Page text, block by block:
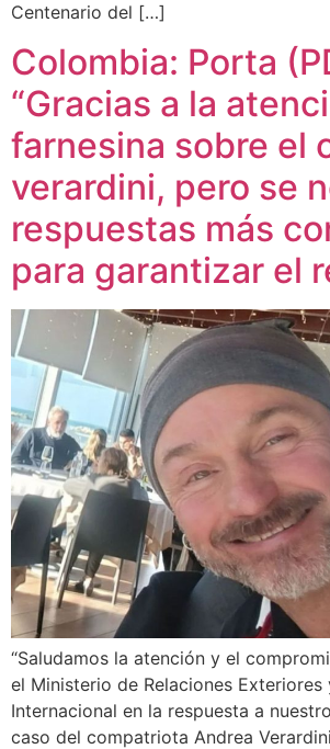
Centenario del […]
Colombia: Porta
“Gracias a la
farnesina sobre el
verardini, pero se
respuestas más
para garantizar el
“Saludamos la atención y el
el Ministerio de Relaciones
Internacional en la respuesta a
caso del compatriota Andrea